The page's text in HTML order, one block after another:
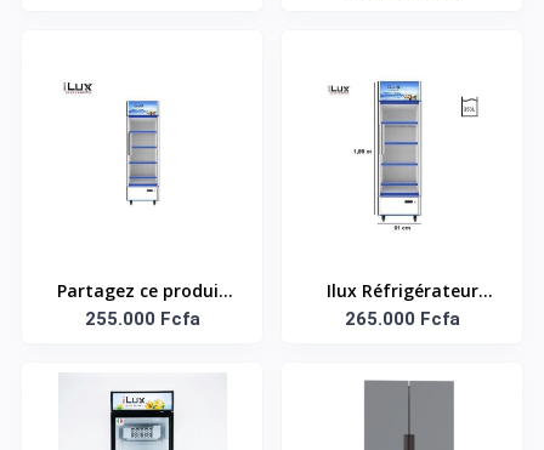
Partagez ce produit
Boutique Officielle Ilux
Vitré - Refroidisseur
ILV233 - 233L -
Bleu/Gris
255.000 Fcfa
Ilux Réfrigérateur
Vertical Vitré -
253L - Bleu/Gris
265.000 Fcfa